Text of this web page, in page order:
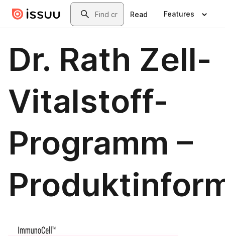
Skip to main contentSearch
Read Features
Dr. Rath Zell-
Vitalstoff-
Programm –